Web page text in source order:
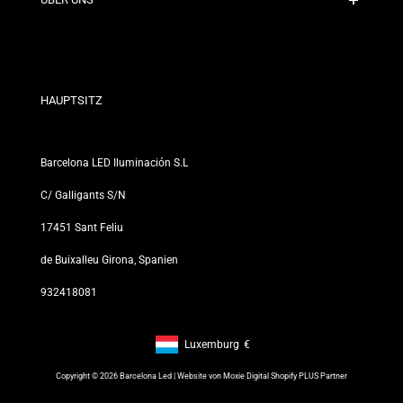
Unsere Geschäfte
HAUPTSITZ
Barcelona LED Iluminación S.L
C/ Galligants S/N
17451 Sant Feliu
de Buixalleu Girona, Spanien
932418081
Footer: Luxemburg, €
Luxemburg €
Copyright © 2026 Barcelona Led | Website von Moxie Digital Shopify PLUS Partner